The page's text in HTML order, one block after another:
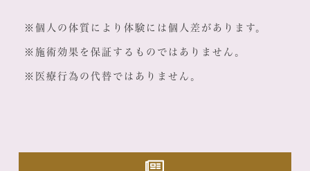
※個人の体質により体験には個人差があります。
※施術効果を保証するものではありません。
※医療行為の代替ではありません。